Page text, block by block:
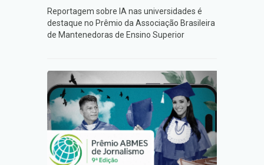
Reportagem sobre IA nas universidades é
destaque no Prêmio da Associação Brasileira
de Mantenedoras de Ensino Superior